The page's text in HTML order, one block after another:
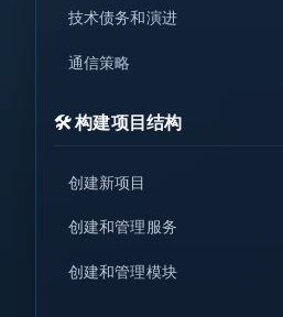
技术债务和演进
通信策略
🛠️ 构建项目结构
创建新项目
创建和管理服务
创建和管理模块